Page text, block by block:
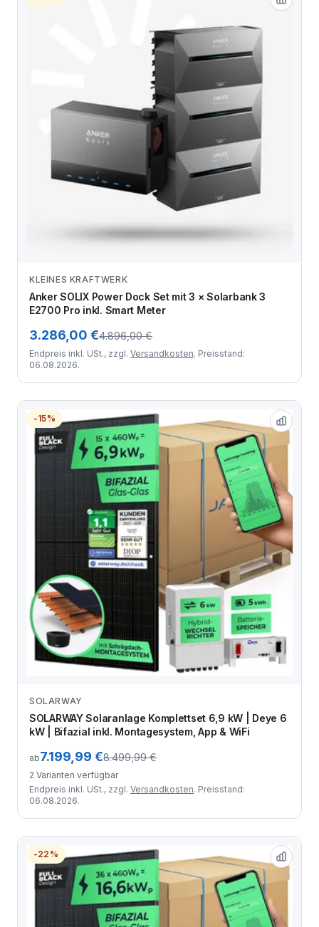
Zum Angebot
KLEINES KRAFTWERK
Anker SOLIX Power Dock Set mit 3 × Solarbank 3
E2700 Pro inkl. Smart Meter
3.286,00 €4.896,00 €
Endpreis inkl. USt., zzgl. Versandkosten. Preisstand:
06.08.2026.
-15%
SOLARWAY
SOLARWAY Solaranlage Komplettset 6,9 kW | Deye 6
kW | Bifazial inkl. Montagesystem, App & WiFi
ab7.199,99 €8.499,99 €
2 Varianten verfügbar
Endpreis inkl. USt., zzgl. Versandkosten. Preisstand:
06.08.2026.
-22%